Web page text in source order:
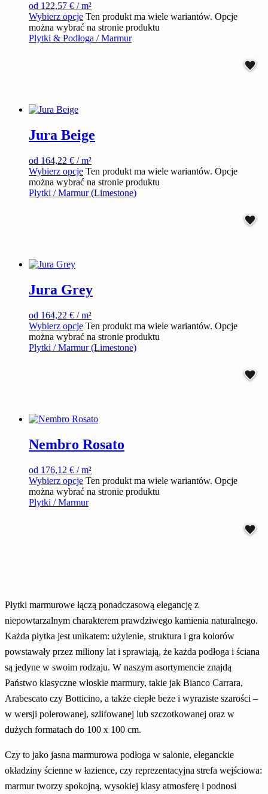
od 122,57 € / m²
Wybierz opcje Ten produkt ma wiele wariantów. Opcje
można wybrać na stronie produktu
Plytki & Podłoga / Marmur
Jura Beige
od 164,22 € / m²
Wybierz opcje Ten produkt ma wiele wariantów. Opcje
można wybrać na stronie produktu
Plytki / Marmur (Limestone)
Jura Grey
od 164,22 € / m²
Wybierz opcje Ten produkt ma wiele wariantów. Opcje
można wybrać na stronie produktu
Plytki / Marmur (Limestone)
Nembro Rosato
od 176,12 € / m²
Wybierz opcje Ten produkt ma wiele wariantów. Opcje
można wybrać na stronie produktu
Plytki / Marmur
Płytki marmurowe łączą ponadczasową elegancję z
niepowtarzalnym charakterem prawdziwego kamienia naturalnego.
Każda płytka jest unikatem: użylenie, struktura i gra kolorów
powstawały przez miliony lat i sprawiają, że każda podłoga i ściana
są jedyne w swoim rodzaju. W naszym asortymencie znajdą
Państwo klasyczne włoskie marmury, takie jak Bianco Carrara,
Arabescato czy Botticino, a także ciepłe beże i wyraziste szarości –
w wersji polerowanej, szlifowanej lub szczotkowanej oraz w
dużych formatach do 100 x 100 cm.
Czy to jako jasna marmurowa podłoga w salonie, eleganckie
okładziny ścienne w łazience, czy reprezentacyjna strefa wejściowa:
marmur tworzy spokojną, wysokiej klasy atmosferę i podnosi